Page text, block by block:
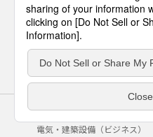
サイトのご利用にあたって
電気・建築設備（ビジネス）